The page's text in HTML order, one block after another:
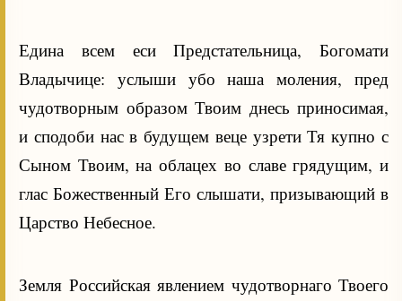
Едина всем еси Предстательница, Богомати
Владычице: услыши убо наша моления, пред
чудотворным образом Твоим днесь приносимая,
и сподоби нас в будущем веце узрети Тя купно с
Сыном Твоим, на облацех во славе грядущим, и
глас Божественный Его слышати, призывающий в
Царство Небесное.
Земля Российская явлением чудотворнаго Твоего